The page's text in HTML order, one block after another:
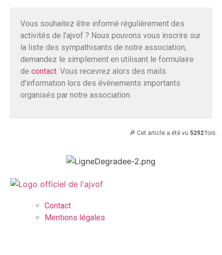
Vous souhaitez être informé régulièrement des
activités de l’ajvof ? Nous pouvons vous inscrire sur
la liste des sympathisants de notre association,
demandez le simplement en utilisant le formulaire
de contact. Vous recevrez alors des mails
d’information lors des évènements importants
organisés par notre association.
🔎 Cet article a été vu 5292 fois.
Contact
Mentions légales